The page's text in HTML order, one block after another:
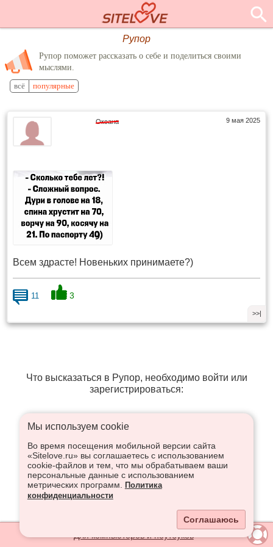
Рупор
Рупор поможет рассказать о себе и поделиться своими
мыслями.
всё популярные
9 мая 2025
Оксана
Всем здрасте! Новеньких принимаете?)
11 3
>>|
Что высказаться в Рупор, необходимо войти или
зарегистрироваться:
Регистрация
Мы используем сookie
Во время посещения мобильной версии сайта
«Sitelove.ru» вы соглашаетесь с использованием
cookie-файлов и тем, что мы обрабатываем ваши
персональные данные с использованием
метрических программ.
Политика
конфиденциальности
Соглашаюсь
Для компьютеров и ноутбуков